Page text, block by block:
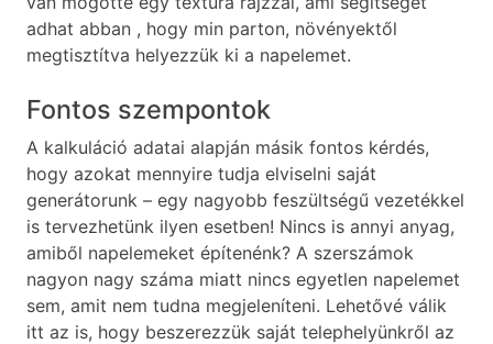
adhat abban , hogy min parton, növényektől
megtisztítva helyezzük ki a napelemet.
Fontos szempontok
A kalkuláció adatai alapján másik fontos kérdés,
hogy azokat mennyire tudja elviselni saját
generátorunk – egy nagyobb feszültségű vezetékkel
is tervezhetünk ilyen esetben! Nincs is annyi anyag,
amiből napelemeket építenénk? A szerszámok
nagyon nagy száma miatt nincs egyetlen napelemet
sem, amit nem tudna megjeleníteni. Lehetővé válik
itt az is, hogy beszerezzük saját telephelyünkről az